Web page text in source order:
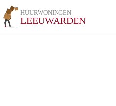
HUURWONINGEN
LEEUWARDEN